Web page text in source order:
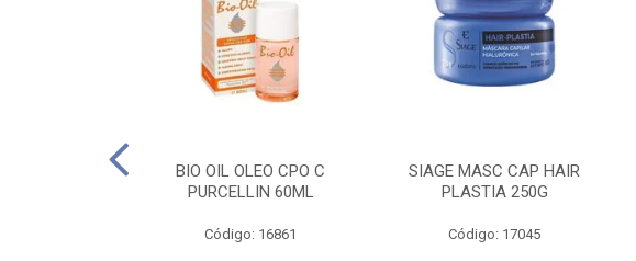
BIO OIL OLEO CPO C
PURCELLIN 60ML
Código: 16861
SIAGE MASC CAP HAIR
PLASTIA 250G
Código: 17045